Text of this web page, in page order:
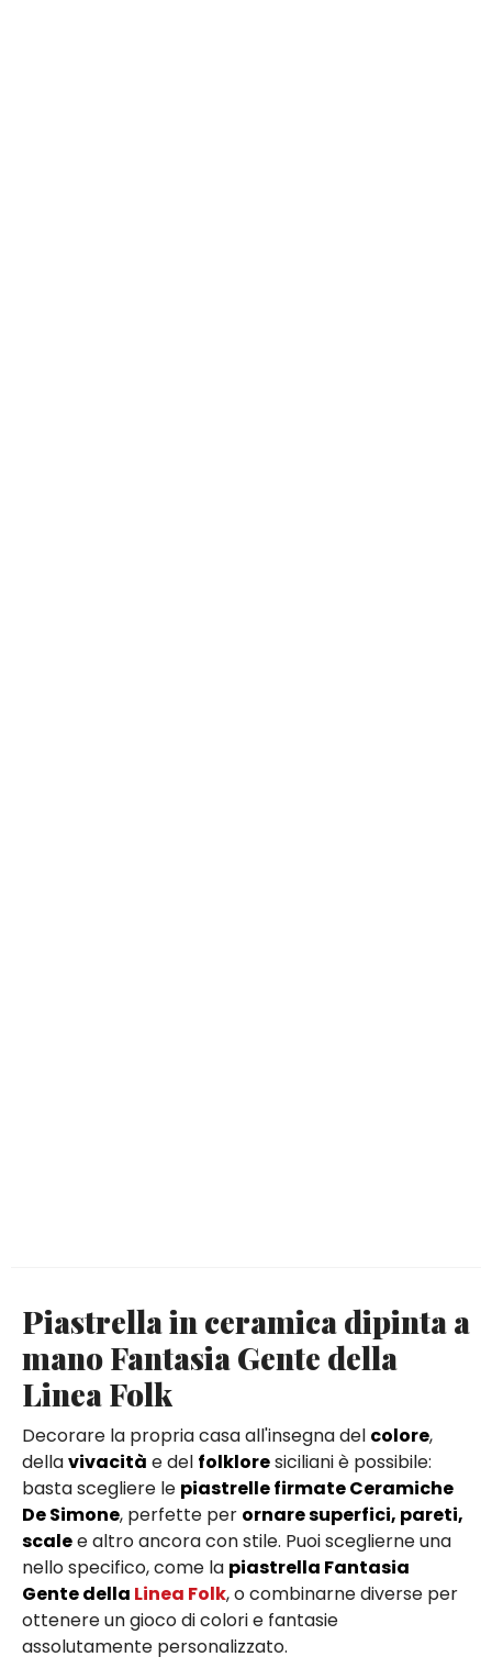
Piastrella in ceramica dipinta a
mano Fantasia Gente della
Linea Folk
Decorare la propria casa all'insegna del colore,
dellavivacità e del folkloresiciliani è possibile:
basta scegliere le piastrelle firmate Ceramiche
De Simone, perfette per ornare superfici, pareti,
scalee altro ancora con stile. Puoi sceglierne una
nello specifico, come la piastrella Fantasia
Gente della Linea Folk, o combinarne diverse per
ottenere un gioco di colori e fantasie
assolutamente personalizzato.